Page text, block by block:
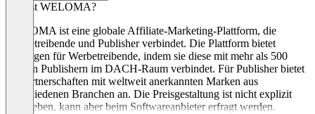
Was ist WELOMA?
WELOMA ist eine globale Affiliate-Marketing-Plattform, die
Werbetreibende und Publisher verbindet. Die Plattform bietet
Lösungen für Werbetreibende, indem sie diese mit mehr als 500
aktiven Publishern im DACH-Raum verbindet. Für Publisher bietet
sie Partnerschaften mit weltweit anerkannten Marken aus
verschiedenen Branchen an. Die Preisgestaltung ist nicht explizit
angegeben, kann aber beim Softwareanbieter erfragt werden.